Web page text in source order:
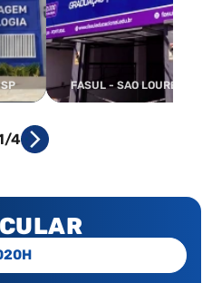
FASUL - SAO LOURENCO,
4